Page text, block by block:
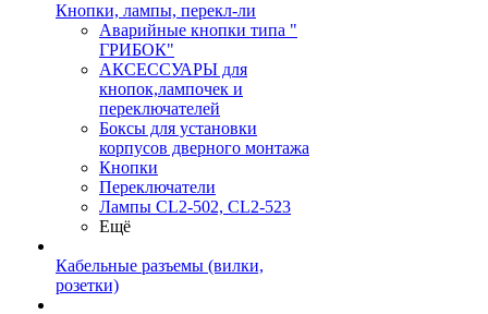
Кнопки, лампы, перекл-ли
Аварийные кнопки типа "
ГРИБОК"
АКСЕССУАРЫ для
кнопок,лампочек и
переключателей
Боксы для установки
корпусов дверного монтажа
Кнопки
Переключатели
Лампы CL2-502, CL2-523
Ещё
Кабельные разъемы (вилки,
розетки)